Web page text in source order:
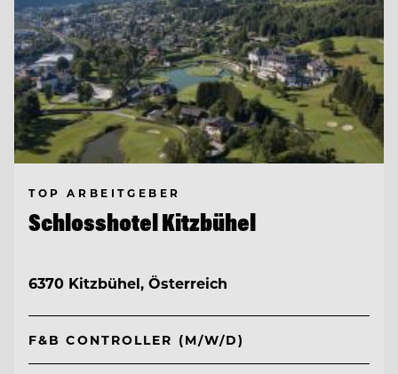
TOP ARBEITGEBER
Schlosshotel Kitzbühel
6370 Kitzbühel, Österreich
F&B CONTROLLER (M/W/D)